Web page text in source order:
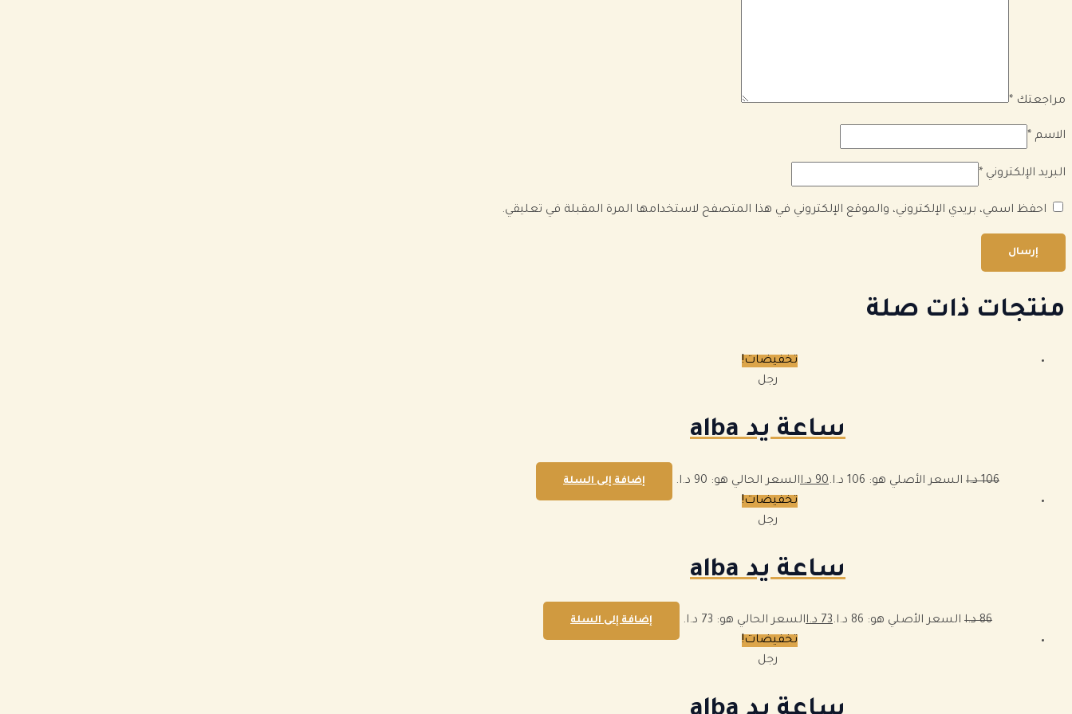
مراجعتك *
الاسم *
البريد الإلكتروني *
احفظ اسمي، بريدي الإلكتروني، والموقع الإلكتروني في هذا المتصفح لاستخدامها المرة المقبلة في تعليقي.
منتجات ذات صلة
تخفيضات!
رجل
ساعة يد alba
106 د.ا السعر الأصلي هو: 106 د.ا. 90 د.االسعر الحالي هو: 90 د.ا. إضافة إلى السلة
تخفيضات!
رجل
ساعة يد alba
86 د.ا السعر الأصلي هو: 86 د.ا. 73 د.االسعر الحالي هو: 73 د.ا. إضافة إلى السلة
تخفيضات!
رجل